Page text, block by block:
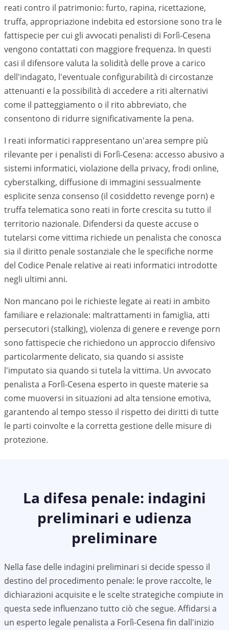
reati contro il patrimonio: furto, rapina, ricettazione,
truffa, appropriazione indebita ed estorsione sono tra le
fattispecie per cui gli avvocati penalisti di Forlì-Cesena
vengono contattati con maggiore frequenza. In questi
casi il difensore valuta la solidità delle prove a carico
dell'indagato, l'eventuale configurabilità di circostanze
attenuanti e la possibilità di accedere a riti alternativi
come il patteggiamento o il rito abbreviato, che
consentono di ridurre significativamente la pena.
I reati informatici rappresentano un'area sempre più
rilevante per i penalisti di Forlì-Cesena: accesso abusivo a
sistemi informatici, violazione della privacy, frodi online,
cyberstalking, diffusione di immagini sessualmente
esplicite senza consenso (il cosiddetto revenge porn) e
truffa telematica sono reati in forte crescita su tutto il
territorio nazionale. Difendersi da queste accuse o
tutelarsi come vittima richiede un penalista che conosca
sia il diritto penale sostanziale che le specifiche norme
del Codice Penale relative ai reati informatici introdotte
negli ultimi anni.
Non mancano poi le richieste legate ai reati in ambito
familiare e relazionale: maltrattamenti in famiglia, atti
persecutori (stalking), violenza di genere e revenge porn
sono fattispecie che richiedono un approccio difensivo
particolarmente delicato, sia quando si assiste
l'imputato sia quando si tutela la vittima. Un avvocato
penalista a Forlì-Cesena esperto in queste materie sa
come muoversi in situazioni ad alta tensione emotiva,
garantendo al tempo stesso il rispetto dei diritti di tutte
le parti coinvolte e la corretta gestione delle misure di
protezione.
La difesa penale: indagini
preliminari e udienza
preliminare
Nella fase delle indagini preliminari si decide spesso il
destino del procedimento penale: le prove raccolte, le
dichiarazioni acquisite e le scelte strategiche compiute in
questa sede influenzano tutto ciò che segue. Affidarsi a
un esperto legale penalista a Forlì-Cesena fin dall'inizio